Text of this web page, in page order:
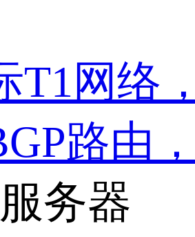
T1网络
路由
务器